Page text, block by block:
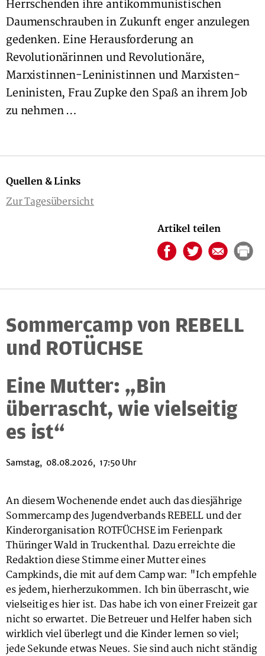
Herrschenden ihre antikommunistischen
Daumenschrauben in Zukunft enger anzulegen
gedenken. Eine Herausforderung an
Revolutionärinnen und Revolutionäre,
Marxistinnen-Leninistinnen und Marxisten-
Leninisten, Frau Zupke den Spaß an ihrem Job
zu nehmen …
Quellen & Links
Zur Tagesübersicht
Artikel teilen
Sommercamp von REBELL
und ROTÜCHSE
Eine Mutter: „Bin
überrascht, wie vielseitig
es ist“
Samstag, 08.08.2026, 17:50 Uhr
An diesem Wochenende endet auch das diesjährige
Sommercamp des Jugendverbands REBELL und der
Kinderorganisation ROTFÜCHSE im Ferienpark
Thüringer Wald in Truckenthal. Dazu erreichte die
Redaktion diese Stimme einer Mutter eines
Campkinds, die mit auf dem Camp war: "Ich empfehle
es jedem, hierherzukommen. Ich bin überrascht, wie
vielseitig es hier ist. Das habe ich von einer Freizeit gar
nicht so erwartet. Die Betreuer und Helfer haben sich
wirklich viel überlegt und die Kinder lernen so viel;
jede Sekunde etwas Neues. Sie sind auch nicht ständig